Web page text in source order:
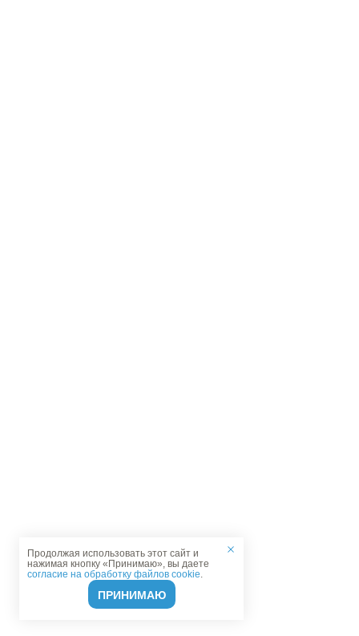
Продолжая использовать этот сайт и
нажимая кнопку «Принимаю», вы даете
согласие на обработку файлов cookie.
ПРИНИМАЮ